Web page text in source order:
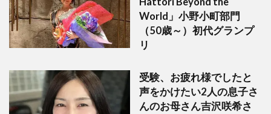
World」小野小町部門
（50歳～）初代グランプ
リ
受験、お疲れ様でしたと
声をかけたい2人の息子さ
んのお母さん吉沢咲希さ